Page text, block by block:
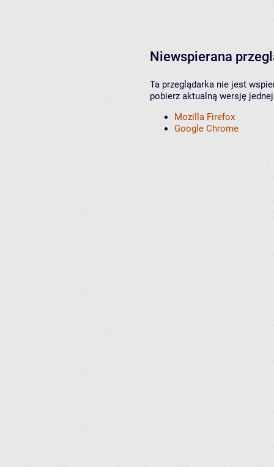
Niewspierana
Ta przeglądarka nie jest
pobierz aktualną wersję
Mozilla Firefox
Google Chrome